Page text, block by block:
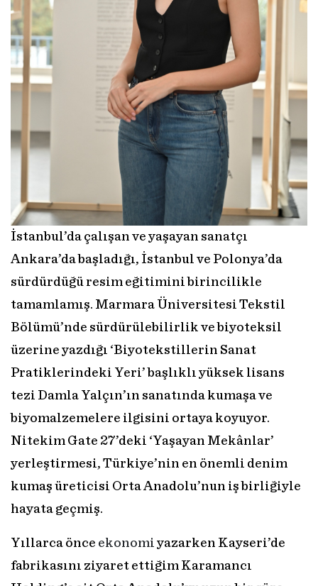
İstanbul’da çalışan ve yaşayan sanatçı
Ankara’da başladığı, İstanbul ve Polonya’da
sürdürdüğü resim eğitimini birincilikle
tamamlamış. Marmara Üniversitesi Tekstil
Bölümü’nde sürdürülebilirlik ve biyoteksil
üzerine yazdığı ‘Biyotekstillerin Sanat
Pratiklerindeki Yeri’ başlıklı yüksek lisans
tezi Damla Yalçın’ın sanatında kumaşa ve
biyomalzemelere ilgisini ortaya koyuyor.
Nitekim Gate 27’deki ‘Yaşayan Mekânlar’
yerleştirmesi, Türkiye’nin en önemli denim
kumaş üreticisi Orta Anadolu’nun iş birliğiyle
hayata geçmiş.
Yıllarca önce ekonomi yazarken Kayseri’de
fabrikasını ziyaret ettiğim Karamancı